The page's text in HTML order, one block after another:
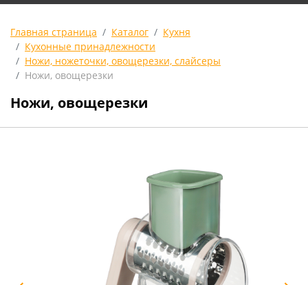
Главная страница Каталог
Кухня
Кухонные принадлежности
Ножи, ножеточки, овощерезки, слайсеры
Ножи, овощерезки
Ножи, овощерезки